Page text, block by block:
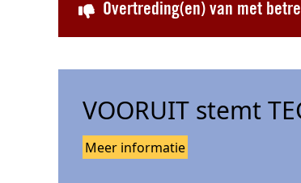
Overtreding(en) van met
VOORUIT stemt
Meer informatie